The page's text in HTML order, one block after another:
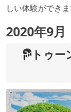
しい体験ができま
2020年9月
トゥ